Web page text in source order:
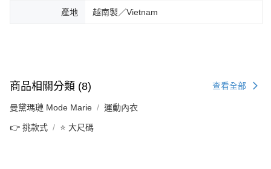
產地 越南製／Vietnam
商品相關分類 (8) 查看全部
曼黛瑪璉 Mode Marie 運動內衣
👉 挑款式 ⭐ 大尺碼